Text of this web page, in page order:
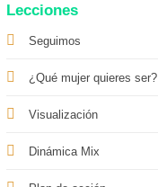
Lecciones
Seguimos
¿Qué mujer quieres ser?
Visualización
Dinámica Mix